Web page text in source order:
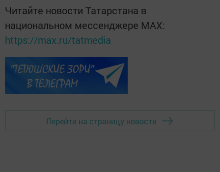
Читайте новости Татарстана в
национальном мессенджере MАХ:
https://max.ru/tatmedia
Перейти на страницу новости